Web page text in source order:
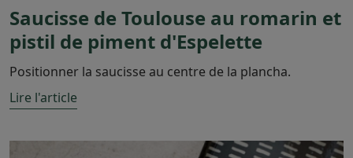
Saucisse de Toulouse au romarin et
pistil de piment d'Espelette
Positionner la saucisse au centre de la plancha.
Lire l'article